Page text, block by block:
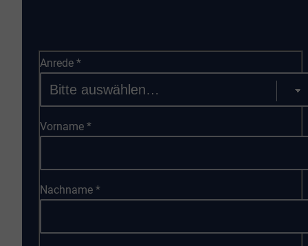
Anrede*
Vorname*
Nachname*